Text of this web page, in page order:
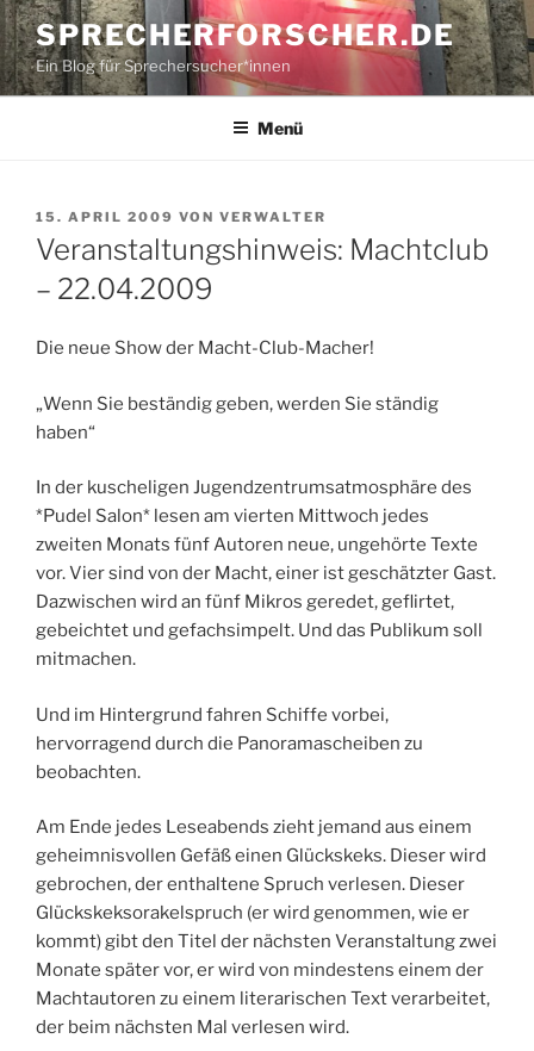
Zum
Inhalt
springen
SPRECHERFORSCHER.DE
Ein Blog für Sprechersucher*innen
Menü
VERÖFFENTLICHT
AM
15. APRIL 2009 VON VERWALTER
Veranstaltungshinweis: Machtclub
– 22.04.2009
Die neue Show der Macht-Club-Macher!
„Wenn Sie beständig geben, werden Sie ständig
haben“
In der kuscheligen Jugendzentrumsatmosphäre des
*Pudel Salon* lesen am vierten Mittwoch jedes
zweiten Monats fünf Autoren neue, ungehörte Texte
vor. Vier sind von der Macht, einer ist geschätzter Gast.
Dazwischen wird an fünf Mikros geredet, geflirtet,
gebeichtet und gefachsimpelt. Und das Publikum soll
mitmachen.
Und im Hintergrund fahren Schiffe vorbei,
hervorragend durch die Panoramascheiben zu
beobachten.
Am Ende jedes Leseabends zieht jemand aus einem
geheimnisvollen Gefäß einen Glückskeks. Dieser wird
gebrochen, der enthaltene Spruch verlesen. Dieser
Glückskeksorakelspruch (er wird genommen, wie er
kommt) gibt den Titel der nächsten Veranstaltung zwei
Monate später vor, er wird von mindestens einem der
Machtautoren zu einem literarischen Text verarbeitet,
der beim nächsten Mal verlesen wird.